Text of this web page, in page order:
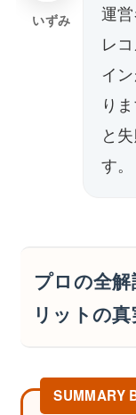
いずみ
運
レ
イ
り
と
す。
プロの全
リットの